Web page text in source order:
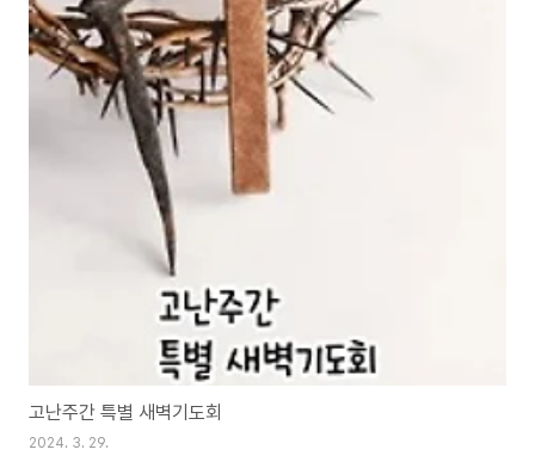
고난주간 특별 새벽기도회
2024. 3. 29.